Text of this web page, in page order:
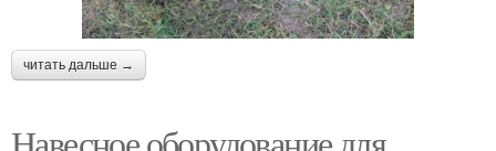
читать дальше →